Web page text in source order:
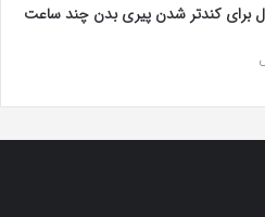
برای کندتر شدن پیری بدن چند ساعت